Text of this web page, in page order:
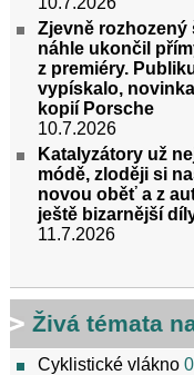
Zjevně rozhozený
náhle ukončil
z premiéry.
vypískalo,
kopií Porsche
10.7.2026
Katalyzátory už
módě, zloději si
novou oběť a z
ještě bizarnější
11.7.2026
Živá témata
Cyklistické vlákno